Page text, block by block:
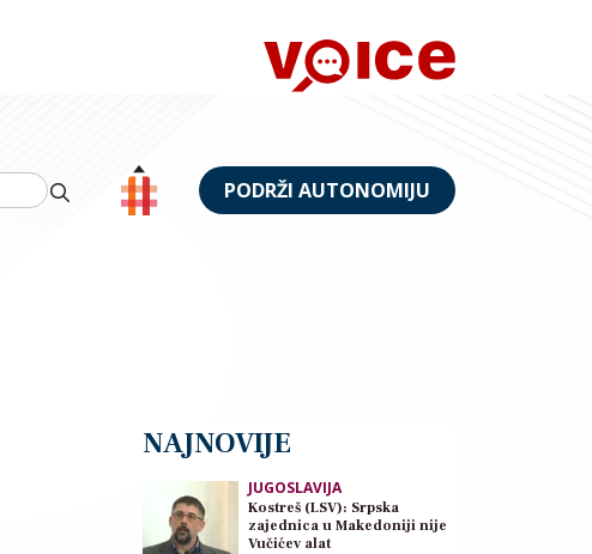
PODRŽI AUTONOMIJU
NAJNOVIJE
JUGOSLAVIJA
Kostreš (LSV): Srpska
zajednica u Makedoniji nije
Vučićev alat